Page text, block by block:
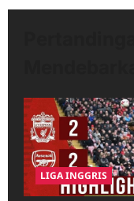
LIGA INGGRIS